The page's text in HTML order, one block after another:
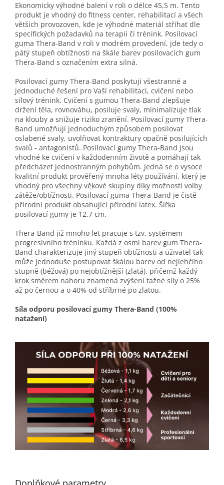
Ekonomicky výhodné balení v roli o délce 45,5 m. Tento
produkt je vhodný do fitness center, rehabilitací a všech
větších provozoven, kde je výhodné materiál stříhat dle
specifických požadavků na terapii či trénink. Posilovací
guma Thera-Band v roli v modrém provedení, jde tedy o
pátý stupeň obtížnosti na škále barev posilovacích gum
Thera-Band s označením extra silná.
Posilovací gumy Thera-Band poskytují všestranné a
jednoduché řešení pro Vaší rehabilitaci, cvičení nebo
silový trénink. Cvičení s gumou Thera-Band zlepšuje
držení těla, rovnováhu, posiluje svaly, minimalizuje tlak
na klouby a snižuje riziko zranění. Posilovací gumy Thera-
Band umožňují jednoduchým způsobem posilovat
oslabené svaly, uvolňovat kontraktury opačně posilujících
svalů - antagonistů. Posilovací gumy Thera-Band jsou
vhodné ke cvičení v každodenním životě a pomáhají tak
předcházet jednostranným pohybům. Jedná se o vysoce
kvalitní produkt prověřený mnoha léty používání, který je
vhodný pro všechny věkové skupiny díky možnosti volby
zátěže/obtížnosti. Posilovací guma Thera-Band je čistě
přírodní produkt obsahující přírodní latex. Šířka
posilovací gumy je 12,7 cm.
Thera-Band již mnoho let pracuje s tzv. systémem
progresivního tréninku. Každá z osmi barev gum Thera-
Band charakterizuje jiný stupeň obtížnosti a uživatel tak
může jednoduše postupovat škálou barev od nejlehčího
stupně (béžová) po nejobtížnější (zlatá), přičemž každý
krok směrem nahoru znamená zvýšení tažné síly o 25%
až po černou a o 40% od stříbrné po zlatou.
Síla odporu posilovací gumy Thera-Band (100%
natažení)